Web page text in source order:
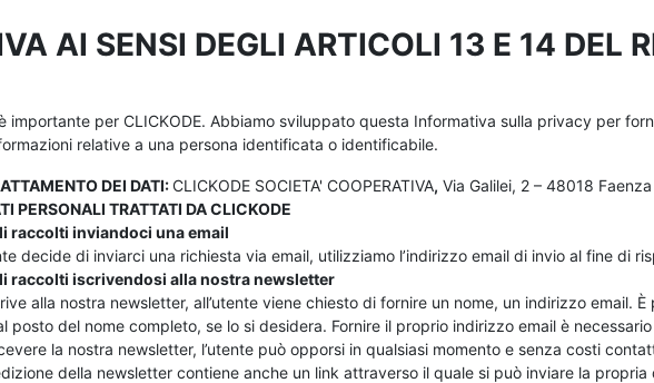
AI SENSI DEGLI ARTICOLI 13 E 14 DEL
importante per CLICKODE. Abbiamo sviluppato questa Informativa sulla privacy per
relative a una persona identificata o identificabile.
DEI DATI:CLICKODE SOCIETA' COOPERATIVA, Via Galilei, 2 – 48018
PERSONALI TRATTATI DA CLICKODE
raccolti inviandoci una email
decide di inviarci una richiesta via email, utilizziamo l’indirizzo email di invio al fine di
raccolti iscrivendosi alla nostra newsletter
alla nostra newsletter, all’utente viene chiesto di fornire un nome, un indirizzo email.
posto del nome completo, se lo si desidera. Fornire il proprio indirizzo email è
la nostra newsletter, l’utente può opporsi in qualsiasi momento e senza costi
della newsletter contiene anche un link attraverso il quale si può inviare la propria